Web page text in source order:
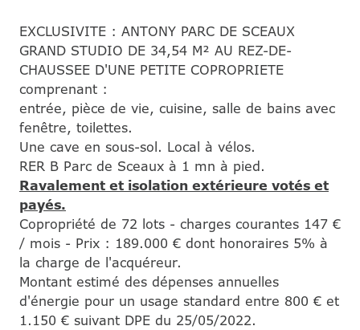
EXCLUSIVITE : ANTONY PARC DE SCEAUX
GRAND STUDIO DE 34,54 M² AU REZ-DE-
CHAUSSEE D'UNE PETITE COPROPRIETE
comprenant :
entrée, pièce de vie, cuisine, salle de bains avec
fenêtre, toilettes.
Une cave en sous-sol. Local à vélos.
RER B Parc de Sceaux à 1 mn à pied.
Ravalement et isolation extérieure votés et
payés.
Copropriété de 72 lots - charges courantes 147 €
/ mois - Prix : 189.000 € dont honoraires 5% à
la charge de l'acquéreur.
Montant estimé des dépenses annuelles
d'énergie pour un usage standard entre 800 € et
1.150 € suivant DPE du 25/05/2022.